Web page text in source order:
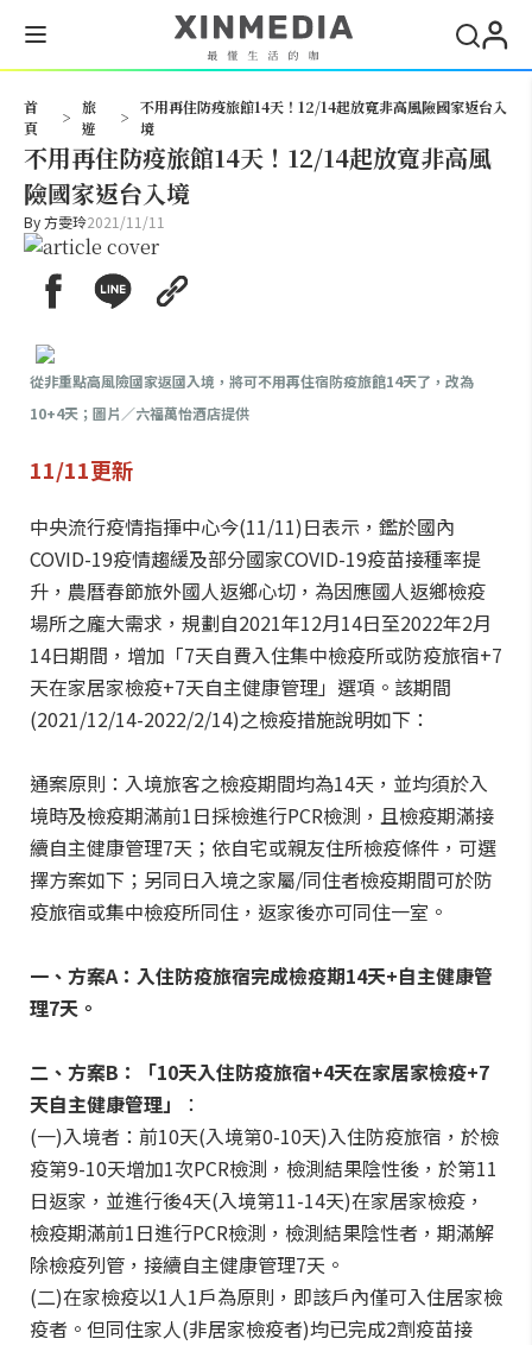
首
頁
>
旅
遊
>
不用再住防疫旅館14天！12/14起放寬非高風險國家返台入
境
不用再住防疫旅館14天！12/14起放寬非高風
險國家返台入境
By方雯玲2021/11/11
從非重點高風險國家返國入境，將可不用再住宿防疫旅館14天了，改為
10+4天；圖片／六福萬怡酒店提供
11/11更新
中央流行疫情指揮中心今(11/11)日表示，鑑於國內
COVID-19疫情趨緩及部分國家COVID-19疫苗接種率提
升，農曆春節旅外國人返鄉心切，為因應國人返鄉檢疫
場所之龐大需求，規劃自2021年12月14日至2022年2月
14日期間，增加「7天自費入住集中檢疫所或防疫旅宿+7
天在家居家檢疫+7天自主健康管理」選項。該期間
(2021/12/14-2022/2/14)之檢疫措施說明如下：
通案原則：入境旅客之檢疫期間均為14天，並均須於入
境時及檢疫期滿前1日採檢進行PCR檢測，且檢疫期滿接
續自主健康管理7天；依自宅或親友住所檢疫條件，可選
擇方案如下；另同日入境之家屬/同住者檢疫期間可於防
疫旅宿或集中檢疫所同住，返家後亦可同住一室。
一、方案A：入住防疫旅宿完成檢疫期14天+自主健康管
理7天。
二、方案B：「10天入住防疫旅宿+4天在家居家檢疫+7
天自主健康管理」
：
(一)入境者：前10天(入境第0-10天)入住防疫旅宿，於檢
疫第9-10天增加1次PCR檢測，檢測結果陰性後，於第11
日返家，並進行後4天(入境第11-14天)在家居家檢疫，
檢疫期滿前1日進行PCR檢測，檢測結果陰性者，期滿解
除檢疫列管，接續自主健康管理7天。
(二)在家檢疫以1人1戶為原則，即該戶內僅可入住居家檢
疫者。但同住家人(非居家檢疫者)均已完成2劑疫苗接